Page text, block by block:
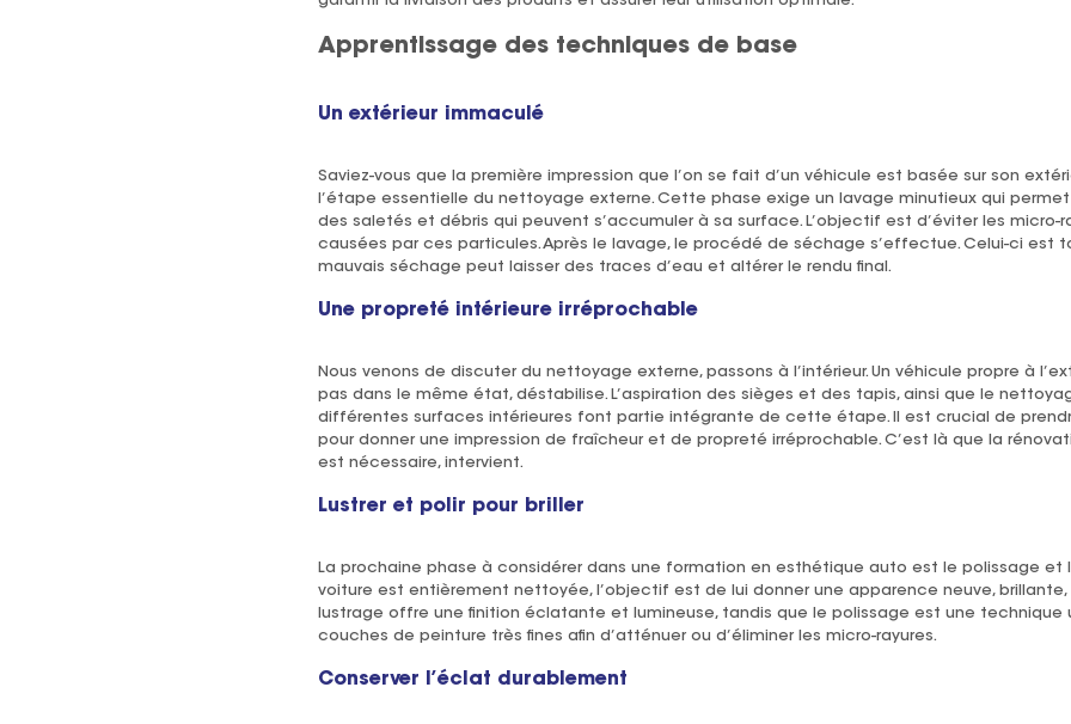
Apprentissage des techniques de base
Un extérieur immaculé
Saviez-vous que la première impression que l’on se fait d’un véhicule est basée sur son
l’étape essentielle du nettoyage externe. Cette phase exige un lavage minutieux qui
des saletés et débris qui peuvent s’accumuler à sa surface. L’objectif est d’éviter les micro-
causées par ces particules. Après le lavage, le procédé de séchage s’effectue. Celui-ci est
mauvais séchage peut laisser des traces d’eau et altérer le rendu final.
Une propreté intérieure irréprochable
Nous venons de discuter du nettoyage externe, passons à l’intérieur. Un véhicule propre à
pas dans le même état, déstabilise. L’aspiration des sièges et des tapis, ainsi que le
différentes surfaces intérieures font partie intégrante de cette étape. Il est crucial de
pour donner une impression de fraîcheur et de propreté irréprochable. C’est là que la
est nécessaire, intervient.
Lustrer et polir pour briller
La prochaine phase à considérer dans une formation en esthétique auto est le polissage et
voiture est entièrement nettoyée, l’objectif est de lui donner une apparence neuve, brillante,
lustrage offre une finition éclatante et lumineuse, tandis que le polissage est une technique
couches de peinture très fines afin d’atténuer ou d’éliminer les micro-rayures.
Conserver l’éclat durablement